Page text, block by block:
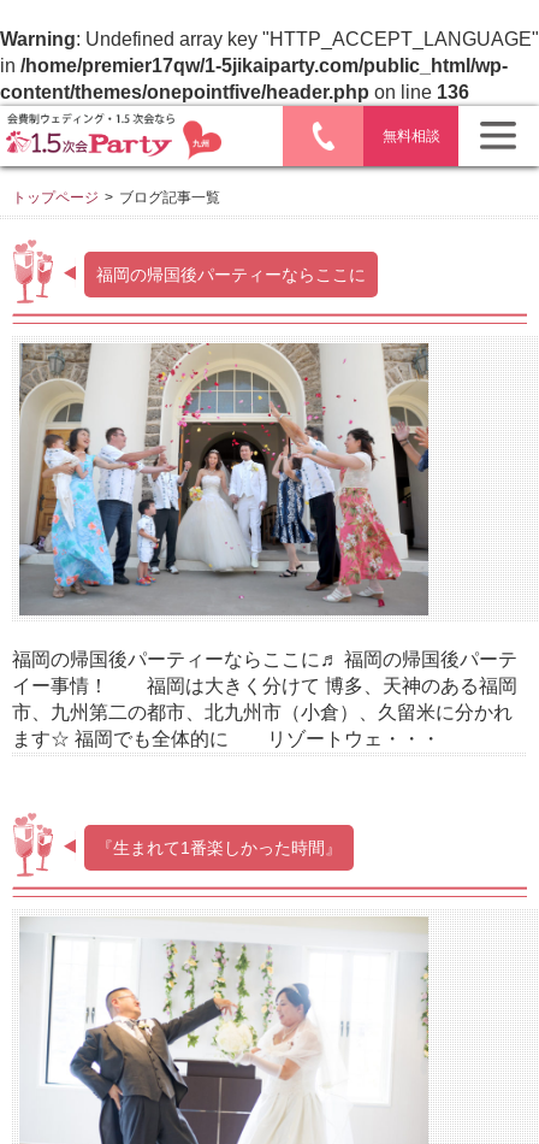
Warning: Undefined array key "HTTP_ACCEPT_LANGUAGE"
in /home/premier17qw/1-5jikaiparty.com/public_html/wp-
content/themes/onepointfive/header.php on line 136
無料相談
トップページ > ブログ記事一覧
福岡の帰国後パーティーならここに
福岡の帰国後パーティーならここに♬ 福岡の帰国後パーテ
イー事情！ 福岡は大きく分けて 博多、天神のある福岡
市、九州第二の都市、北九州市（小倉）、久留米に分かれ
ます☆ 福岡でも全体的に リゾートウェ・・・
『生まれて1番楽しかった時間』